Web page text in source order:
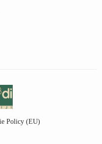
Policy (EU)